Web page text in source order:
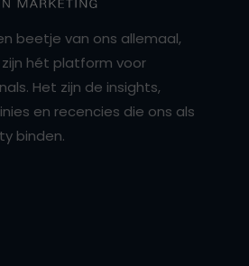
beetje van ons allemaal,
hét platform voor
Het zijn de insights,
en recencies die ons als
binden.